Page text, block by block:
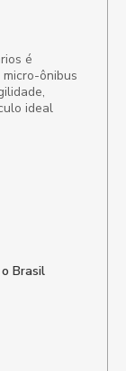
é
ônibus
ideal
Brasil